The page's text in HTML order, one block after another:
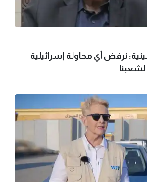
نرفض أي محاولة إسرائيلية
لشعبنا